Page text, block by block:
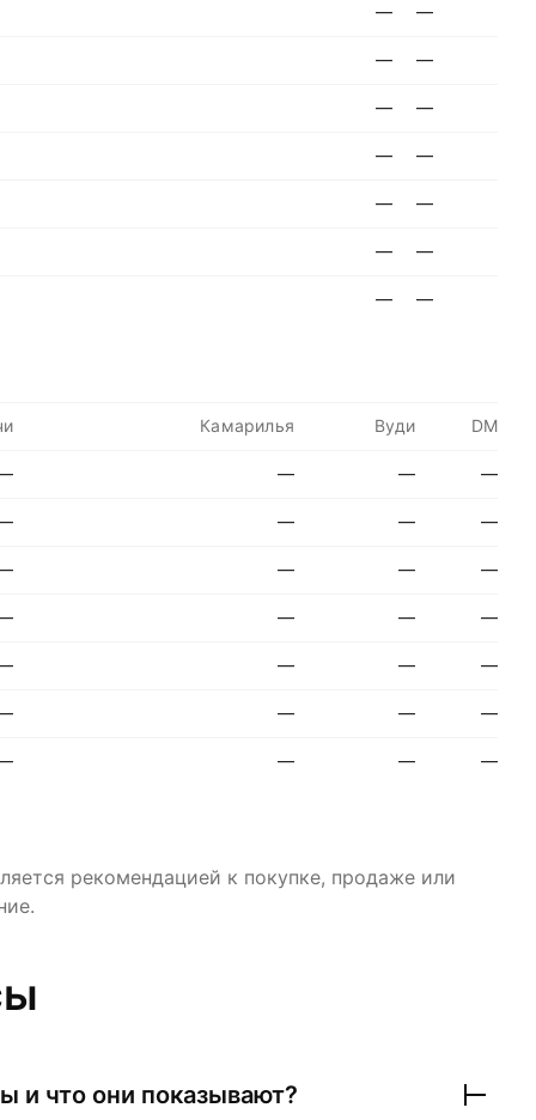
— —
— —
— —
— —
— —
— —
— —
Камарилья Вуди DM
— — —
— — —
— — —
— — —
— — —
— — —
— — —
рекомендацией к покупке, продаже или
и что они показывают?